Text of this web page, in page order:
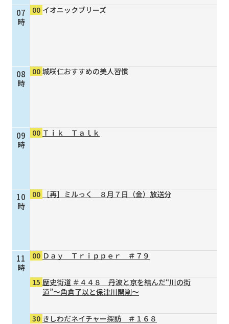
個人情報保護に関する基
本方針
サイトマップ
07
時
08
時
09
時
10
時
11
時
00 イオニックブリーズ
00 城咲仁おすすめの美人習慣
00 Ｔｉｋ Ｔａｌｋ
00 ［再］ミルっく ８月７日（金）放送分
00 Ｄａｙ Ｔｒｉｐｐｅｒ ＃７９
15 歴史街道 ＃４４８ 丹波と京を結んだ“川の街
道”～角倉了以と保津川開削～
30 きしわだネイチャー探訪 ＃１６８